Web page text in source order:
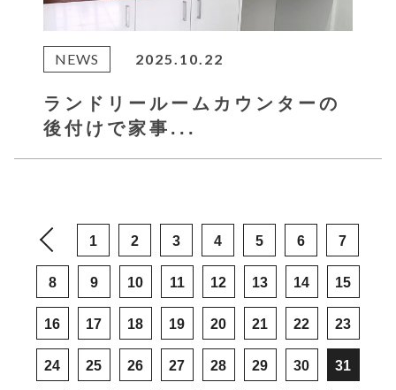
NEWS 2025.10.22
ランドリールームカウンターの
後付けで家事...
1 2 3 4 5 6 7
8 9 10 11 12 13 14 15
16 17 18 19 20 21 22 23
24 25 26 27 28 29 30 31